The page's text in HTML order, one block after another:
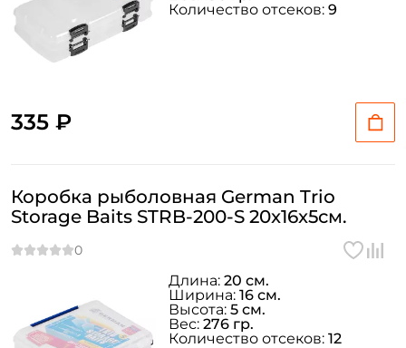
335 ₽
Количество отсеков: 9
Коробка рыболовная German Trio
Storage Baits STRB-200-S 20x16x5см.
Длина: 20 см.
Ширина: 16 см.
Высота: 5 см.
Вес: 276 гр.
Количество отсеков: 12